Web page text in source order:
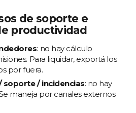
de soporte e
productividad
: no hay cálculo
Para liquidar, exportá los
por fuera.
soporte / incidencias: no hay
maneja por canales externos